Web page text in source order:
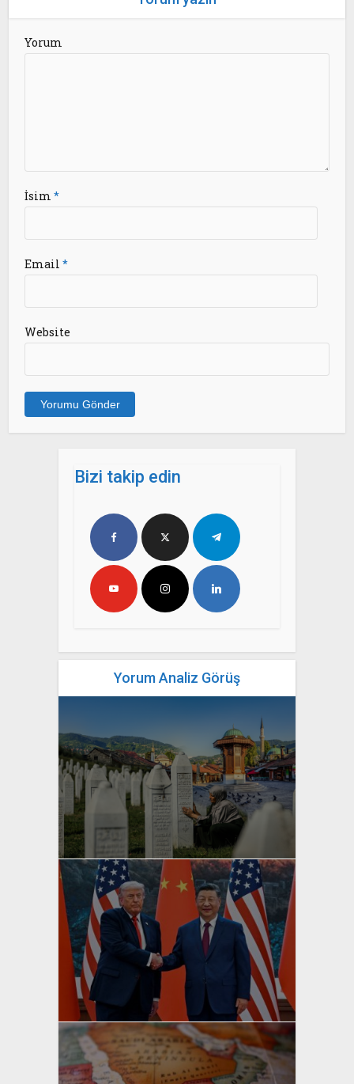
Yorum
İsim*
Email*
Website
Bizi takip edin
Yorum Analiz Görüş
yazan
Bahri Ak
yazan
Bahri Ak